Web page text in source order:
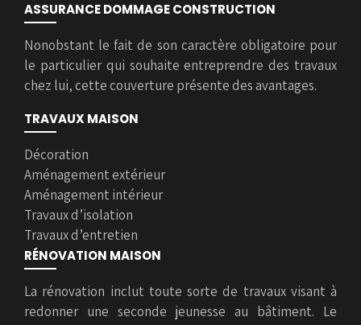
ASSURANCE DOMMAGE CONSTRUCTION
Nonobstant le fait de son caractère obligatoire pour
le particulier qui souhaite entreprendre des travaux
chez lui, cette couverture présente des avantages.
TRAVAUX MAISON
Décoration
Aménagement extérieur
Aménagement intérieur
Travaux d’isolation
Travaux d’entretien
RÉNOVATION MAISON
La rénovation inclut toute sorte de travaux visant à
redonner une seconde jeunesse au bâtiment. Le